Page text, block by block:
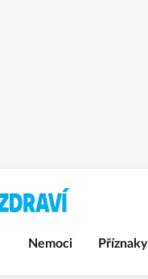
Nemoci Příznaky